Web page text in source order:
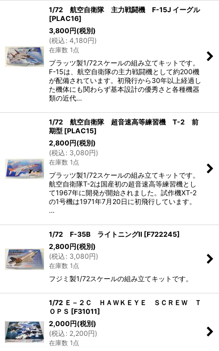
1/72 航空自衛隊 主力戦闘機 F-15J イーグル
[PLAC16]
3,800円(税別)
(税込: 4,180円)
在庫数 1点
プラッツ製1/72スケールの組み立てキットです。
F-15は、航空自衛隊の主力戦闘機として約200機
が配備されています。初飛行から30年以上経過し
た機体にも関わらず基本設計の優秀さと各種機器
類の近代…
1/72 航空自衛隊 超音速高等練習機 T-2 前
期型 [PLAC15]
2,800円(税別)
(税込: 3,080円)
在庫数 1点
プラッツ製1/72スケールの組み立てキットです。
航空自衛隊T-2は国産初の超音速高等練習機とし
て1967年に開発が開始されました。試作機XT-2
の1号機は1971年7月20日に初飛行しています。
…
1/72 F-35B ライトニングII [F722245]
2,800円(税別)
(税込: 3,080円)
在庫数 1点
フジミ製1/72スケールの組み立てキットです。
1/72 Ｅ－２Ｃ ＨＡＷＫＥＹＥ ＳＣＲＥＷ Ｔ
ＯＰＳ [F31011]
2,000円(税別)
(税込: 2,200円)
在庫数 1点